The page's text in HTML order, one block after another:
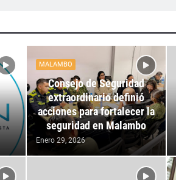
MALAMBO
Consejo de Seguridad
extraordinario definió
acciones para fortalecer la
seguridad en Malambo
Enero 29, 2026